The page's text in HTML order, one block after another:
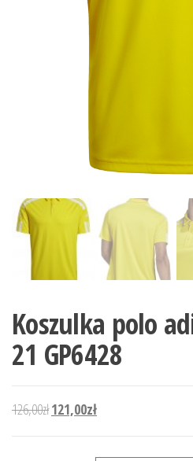
Koszulka polo
21 GP6428
126,00złPierwotna cena wynosiła:
121,00złAktualna cena wynosi: